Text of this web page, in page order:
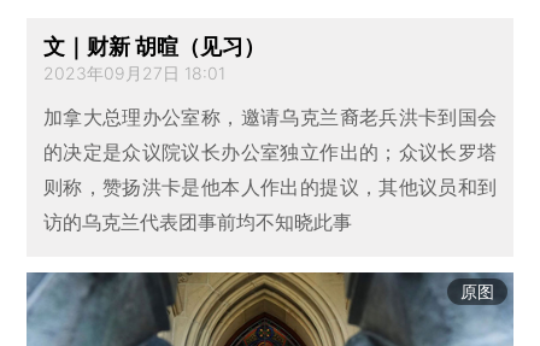
文｜财新 胡暄（见习）
2023年09月27日 18:01
加拿大总理办公室称，邀请乌克兰裔老兵洪卡到国会
的决定是众议院议长办公室独立作出的；众议长罗塔
则称，赞扬洪卡是他本人作出的提议，其他议员和到
访的乌克兰代表团事前均不知晓此事
原图